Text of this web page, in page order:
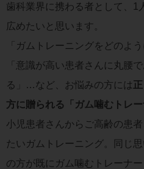
歯科業界に携わる者として、1
広めたいと思います。
「ガムトレーニングをどのよ
「意識が高い患者さんに丸腰
る」…など、お悩みの方には
方に贈られる「ガム噛むトレー
小児患者さんからご高齢の患
たいガムトレーニング。同じ
の方が既にガム噛むトレーナ